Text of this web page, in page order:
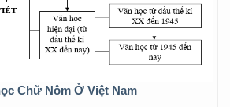
Chữ Nôm Ở Việt Nam